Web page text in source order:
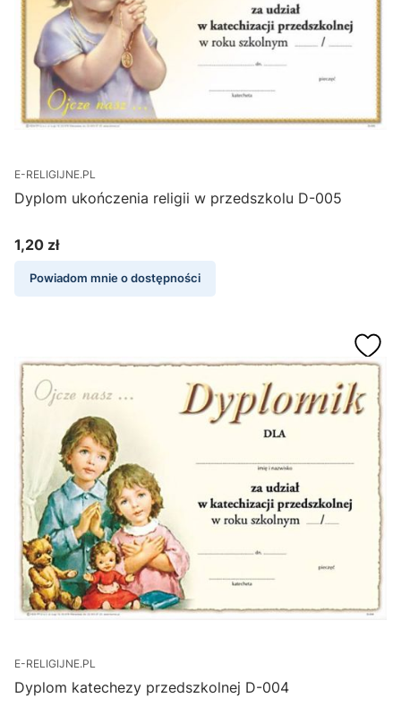
E-RELIGIJNE.PL
Dyplom ukończenia religii w przedszkolu D-005
Cena
1,20 zł
Powiadom mnie o dostępności
E-RELIGIJNE.PL
Dyplom katechezy przedszkolnej D-004